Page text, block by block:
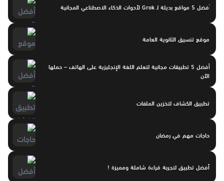
أفضل 5 مواقع بديلة لـ Grok لأدوات الذكاء الاصطناعي المجانية
موقع تنسيق الثانوية العامة
أفضل 5 تطبيقات مجانية لتعلم اللغة الإنجليزية على الهاتف – حملها
الآن
تطبيق الكشاف لتخزين الملفات
حاجات مهم في رمضان
أفضل تطبيق لتجربة قراءة شاملة ومميزة !